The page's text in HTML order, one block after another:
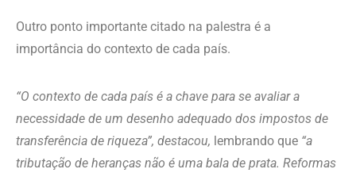
Outro ponto importante citado na palestra é a
importância do contexto de cada país.
“O contexto de cada país é a chave para se avaliar a
necessidade de um desenho adequado dos impostos de
transferência de riqueza”, destacou, lembrando que “a
tributação de heranças não é uma bala de prata. Reformas